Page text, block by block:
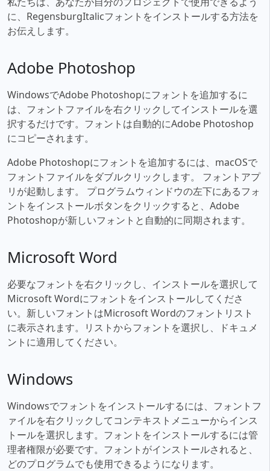
に、RegensburgItalicフォントをインストールする方法を
お伝えします。
Adobe Photoshop
WindowsでAdobe Photoshopにフォントを追加するに
は、フォントファイルを右クリックしてインストールを選
択するだけです。フォントは自動的にAdobe Photoshop
にコピーされます。
Adobe Photoshopにフォントを追加するには、macOSで
フォントファイルをダブルクリックします。 フォントアプ
リが起動します。 プログラムウィンドウの左下にあるフォ
ントをインストールボタンをクリックすると、Adobe
Photoshopが新しいフォントと自動的に同期されます。
Microsoft Word
必要なフォントを右クリックし、インストールを選択して
Microsoft Wordにフォントをインストールしてくださ
い。新しいフォントはMicrosoft Wordのフォントリスト
に表示されます。リストからフォントを選択し、ドキュメ
ントに適用してください。
Windows
Windowsでフォントをインストールするには、フォントフ
ァイルを右クリックしてコンテキストメニューからインス
トールを選択します。フォントをインストールするには管
理者権限が必要です。フォントがインストールされると、
どのプログラムでも使用できるようになります。